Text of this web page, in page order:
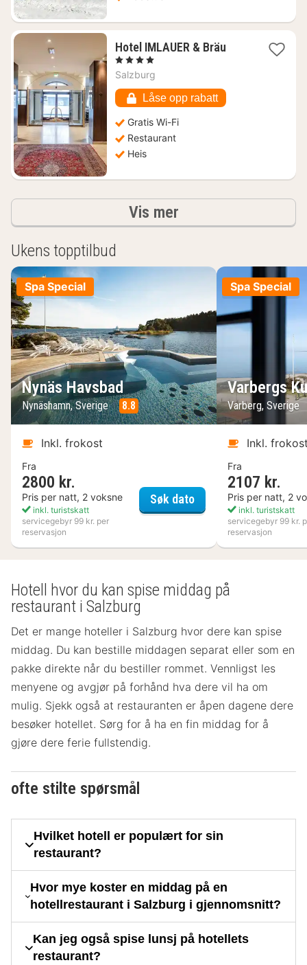
Hotel IMLAUER & Bräu1
kr.
, 4 Stjerner
Salzburg
Låse opp rabatt
Gratis Wi-Fi
Restaurant
Heis
Vis merResultater
Ukens topptilbud
Spa Special
Nynäs Havsbad
Nynäshamn, Sverige 8.8
Inkl. frokost
Fra
2800 kr.
Pris per natt, 2 voksne
inkl. turistskatt
servicegebyr 99 kr. per
reservasjon
Søk datoNynäs Havsbad
Spa Special
Varbergs
Varberg, Sverige
Inkl.
Fra
2107 kr.
Pris per natt, 2
inkl. turistskatt
servicegebyr 99 kr.
reservasjon
Hotell hvor du kan spise middag på
restaurant i Salzburg
Det er mange hoteller i Salzburg hvor dere kan spise
middag. Du kan bestille middagen separat eller som en
pakke direkte når du bestiller rommet. Vennligst les
menyene og avgjør på forhånd hva dere vil ha om
mulig. Sjekk også at restauranten er åpen dagene dere
besøker hotellet. Sørg for å ha en fin middag for å
gjøre dere ferie fullstendig.
ofte stilte spørsmål
Hvilket hotell er populært for sin
restaurant?
Hvor mye koster en middag på en
hotellrestaurant i Salzburg i gjennomsnitt?
Kan jeg også spise lunsj på hotellets
restaurant?